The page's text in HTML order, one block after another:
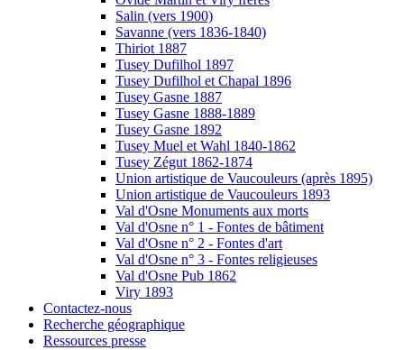
Salin (vers 1900)
Savanne (vers 1836-1840)
Thiriot 1887
Tusey Dufilhol 1897
Tusey Dufilhol et Chapal 1896
Tusey Gasne 1887
Tusey Gasne 1888-1889
Tusey Gasne 1892
Tusey Muel et Wahl 1840-1862
Tusey Zégut 1862-1874
Union artistique de Vaucouleurs (après 1895)
Union artistique de Vaucouleurs 1893
Val d'Osne Monuments aux morts
Val d'Osne n° 1 - Fontes de bâtiment
Val d'Osne n° 2 - Fontes d'art
Val d'Osne n° 3 - Fontes religieuses
Val d'Osne Pub 1862
Viry 1893
Contactez-nous
Recherche géographique
Ressources presse